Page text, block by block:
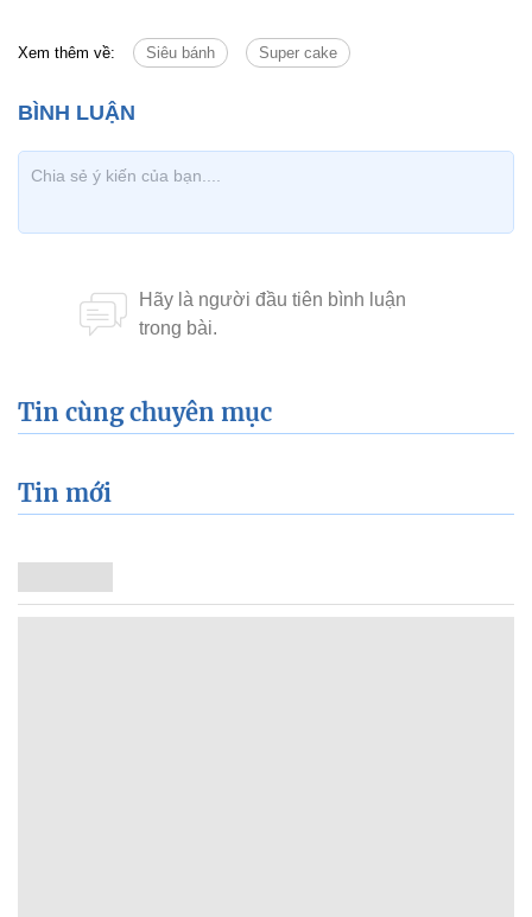
Xem thêm về: Siêu bánh Super cake
Tin cùng chuyên mục
Tin mới